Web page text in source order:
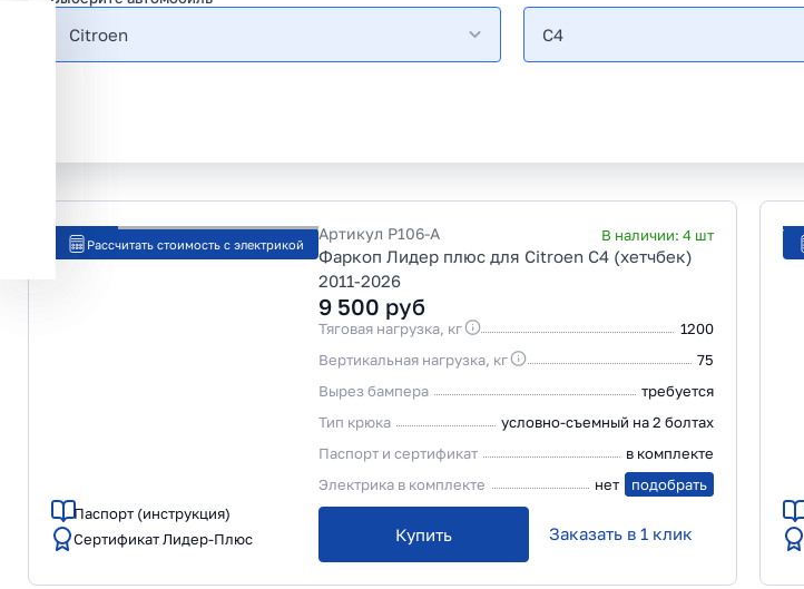
Citroen C4
Рассчитать стоимость с электрикой
Паспорт (инструкция)
Сертификат Лидер-Плюс
Артикул P106-A В наличии: 4 шт
Фаркоп Лидер плюс для Citroen C4 (хетчбек)
2011-2026
9 500 руб
Тяговая нагрузка, кг
1200
Вертикальная нагрузка, кг
75
Вырез бампера
требуется
Тип крюка
условно-съемный на 2 болтах
Паспорт и сертификат
в комплекте
Электрика в комплекте
нет подобрать
Купить Заказать в 1 клик